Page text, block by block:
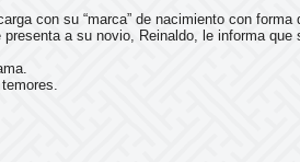
con su “marca” de nacimiento con
a su novio, Reinaldo, le informa